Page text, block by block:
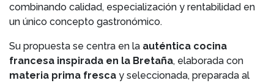
combinando calidad, especialización y rentabilidad en
un único concepto gastronómico.
Su propuesta se centra en la auténtica cocina
francesa inspirada en la Bretaña, elaborada con
materia prima fresca y seleccionada, preparada al